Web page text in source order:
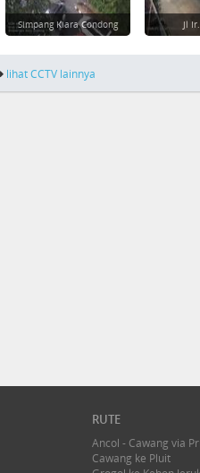
Simpang Kiara Condong Jl
lihat CCTV lainnya
RUTE
Ancol - Cawang via
Cawang ke Pluit